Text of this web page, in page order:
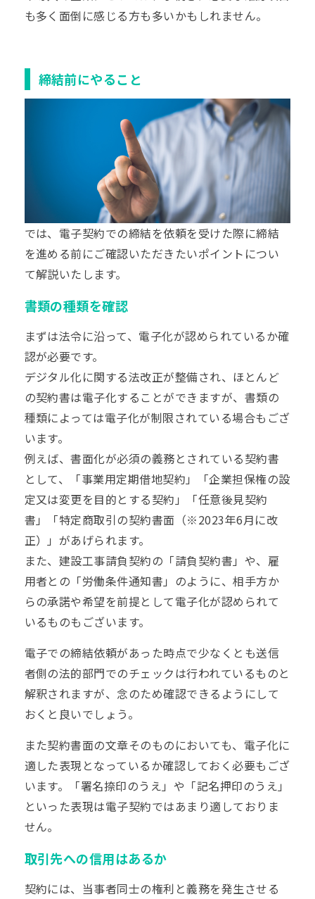
も多く面倒に感じる方も多いかもしれません。
締結前にやること
では、電子契約での締結を依頼を受けた際に締結
を進める前にご確認いただきたいポイントについ
て解説いたします。
書類の種類を確認
まずは法令に沿って、電子化が認められているか確
認が必要です。
デジタル化に関する法改正が整備され、ほとんど
の契約書は電子化することができますが、書類の
種類によっては電子化が制限されている場合もござ
います。
例えば、書面化が必須の義務とされている契約書
として、「事業用定期借地契約」「企業担保権の設
定又は変更を目的とする契約」「任意後見契約
書」「特定商取引の契約書面（※2023年6月に改
正）」があげられます。
また、建設工事請負契約の「請負契約書」や、雇
用者との「労働条件通知書 」のように、相手方か
らの承諾や希望を前提として電子化が認められて
いるものもございます。
電子での締結依頼があった時点で少なくとも送信
者側の法的部門でのチェックは行われているものと
解釈されますが、念のため確認できるようにして
おくと良いでしょう。
また契約書面の文章そのものにおいても、電子化に
適した表現となっているか確認しておく必要もござ
います。「署名捺印のうえ」や「記名押印のうえ」
といった表現は電子契約ではあまり適しておりま
せん。
取引先への信用はあるか
契約には、当事者同士の権利と義務を発生させる